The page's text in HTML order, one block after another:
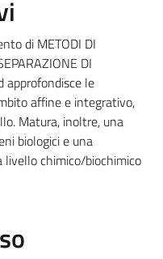
di METODI DI
DI
approfondisce le
affine e integrativo,
Matura, inoltre, una
biologici e una
livello chimico/biochimico